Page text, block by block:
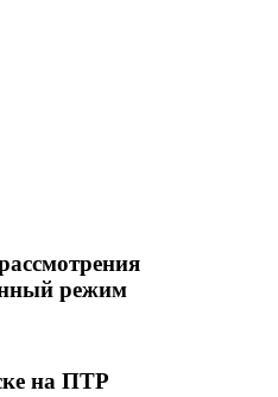
режим
на ПТР